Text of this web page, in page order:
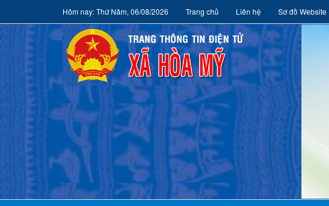
Hôm nay: Thứ Năm, 06/08/2026 Trang chủ Liên hệ Sơ đồ Website